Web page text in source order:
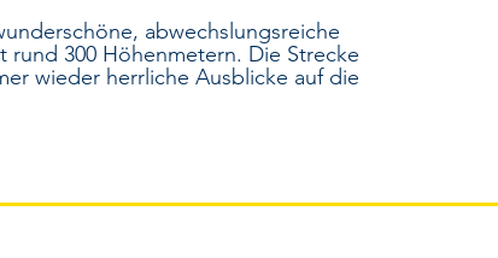
abwechslungsreiche
300 Höhenmetern. Die Strecke
wieder herrliche Ausblicke auf die